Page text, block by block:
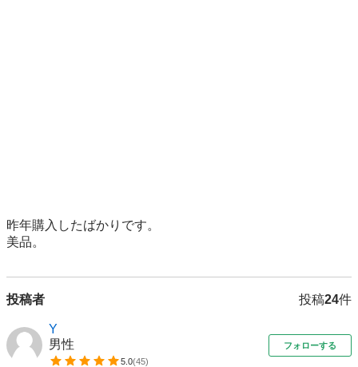
昨年購入したばかりです。
美品。
投稿者 投稿24件
Y
男性
5.0(45)
フォローする